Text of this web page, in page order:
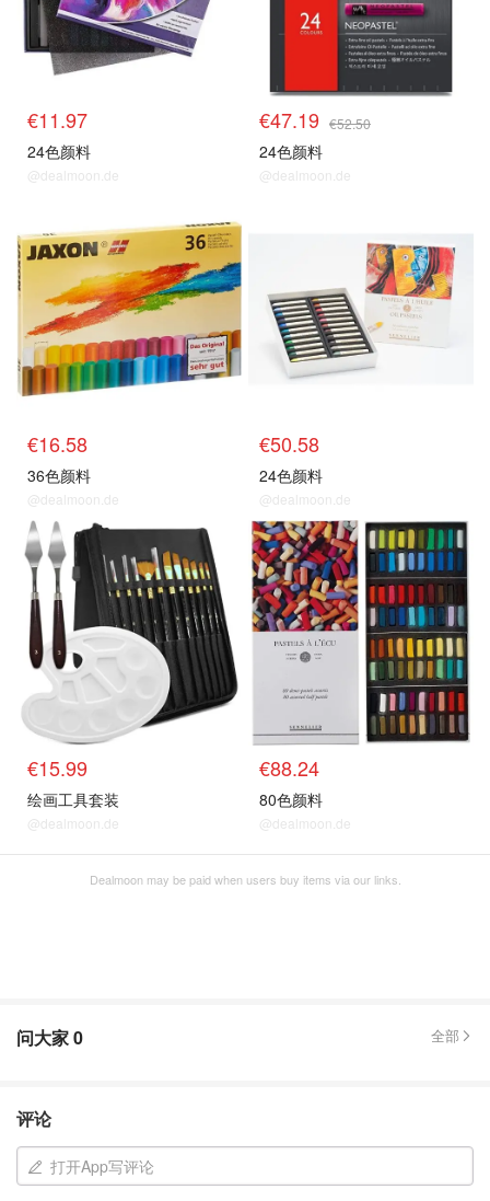
€11.97
24色颜料
@dealmoon.de
€47.19 €52.50
24色颜料
@dealmoon.de
€16.58
36色颜料
@dealmoon.de
€50.58
24色颜料
@dealmoon.de
€15.99
绘画工具套装
@dealmoon.de
€88.24
80色颜料
@dealmoon.de
Dealmoon may be paid when users buy items via our links.
问大家0 全部
评论
打开App写评论